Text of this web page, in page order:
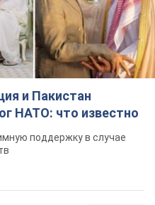
и Пакистан
НАТО: что известно
поддержку в случае